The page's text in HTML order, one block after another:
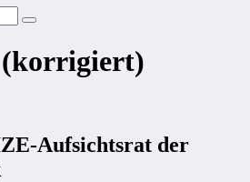
Aufsichtsrat der